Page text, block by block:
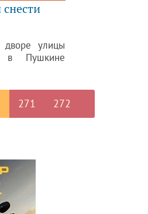
улицы
в Пушкине
271 272